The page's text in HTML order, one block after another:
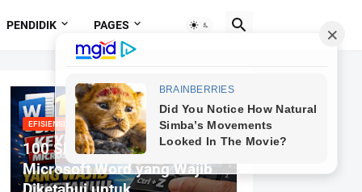
PENDIDIK PAGES
EFISIENSI MENGETIK
100 Shortcut Keyboard
Microsoft Word yang Wajib